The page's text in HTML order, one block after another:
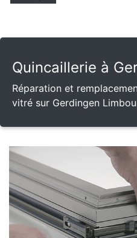
Quincaillerie à
Réparation et
vitré sur Gerdingen